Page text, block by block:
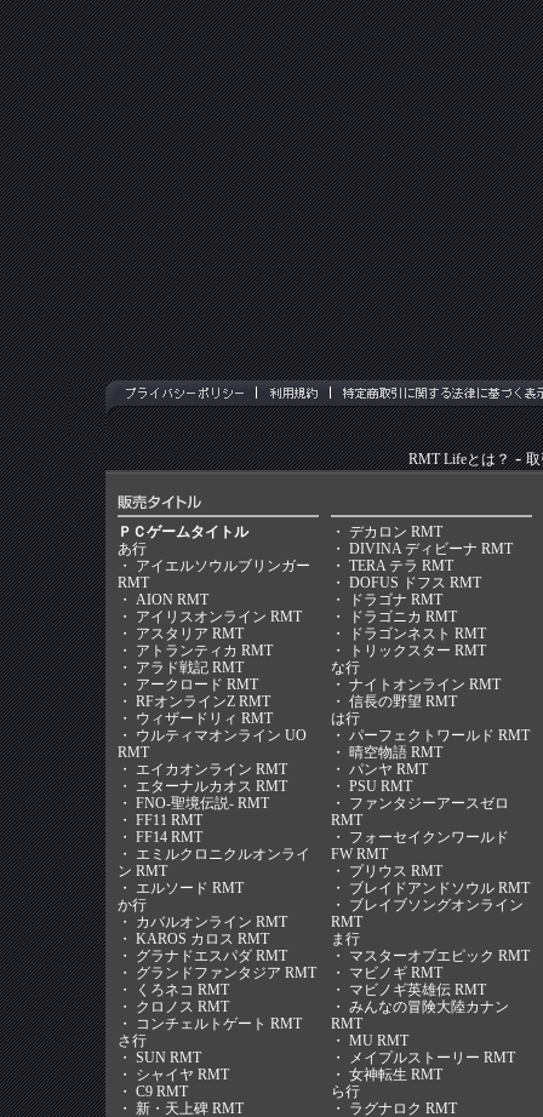
RMT Lifeとは？-
ＰＣゲームタイトル
あ行
・ アイエルソウルブリンガー
RMT
・ AION RMT
・ アイリスオンライン RMT
・ アスタリア RMT
・ アトランティカ RMT
・ アラド戦記 RMT
・ アークロード RMT
・ RFオンラインZ RMT
・ ウィザードリィ RMT
・ ウルティマオンライン UO
RMT
・ エイカオンライン RMT
・ エターナルカオス RMT
・ FNO-聖境伝説- RMT
・ FF11 RMT
・ FF14 RMT
・ エミルクロニクルオンライ
ン RMT
・ エルソード RMT
か行
・ カバルオンライン RMT
・ KAROS カロス RMT
・ グラナドエスパダ RMT
・ グランドファンタジア RMT
・
くろネコ RMT
・ クロノス RMT
・ コンチェルトゲート RMT
さ行
・ SUN RMT
・ シャイヤ RMT
・ C9 RMT
・ 新・天上碑 RMT
・ デカロン RMT
・ DIVINA ディビーナ RMT
・ TERA テラ RMT
・ DOFUS ドフス RMT
・
ドラゴナ RMT
・
ドラゴニカ RMT
・
ドラゴンネスト RMT
・
トリックスター RMT
な行
・ ナイトオンライン RMT
・ 信長の野望 RMT
は行
・ パーフェクトワールド RMT
・ 晴空物語 RMT
・ パンヤ RMT
・ PSU RMT
・ ファンタジーアースゼロ
RMT
・ フォーセイクンワールド
FW RMT
・ プリウス RMT
・ ブレイドアンドソウル RMT
・ ブレイブソングオンライン
RMT
ま行
・ マスターオブエピック RMT
・ マビノギ RMT
・ マビノギ英雄伝 RMT
・ みんなの冒険大陸カナン
RMT
・ MU RMT
・
メイプルストーリー RMT
・ 女神転生 RMT
ら行
・ ラグナロク RMT